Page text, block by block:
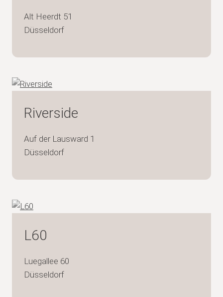
Alt Heerdt 51
Düsseldorf
Riverside
Auf der Lausward 1
Düsseldorf
L60
Luegallee 60
Düsseldorf